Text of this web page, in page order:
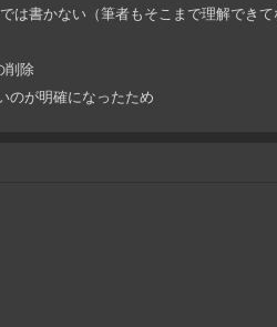
は書かない（筆者もそこまで理解でき
削除
のが明確になったため